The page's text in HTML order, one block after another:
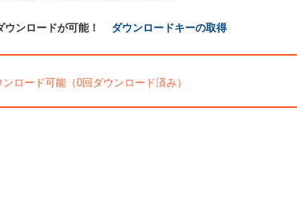
ンロードが可能！ ダウンロードキーの取得
ンロード可能（0回ダウンロード済み）